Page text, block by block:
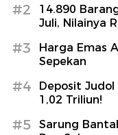
#2
14.890
Juli, Nilainya
#3
Harga Emas
Sepekan
#4
Deposit Judol
1,02 Triliun!
#5
Sarung